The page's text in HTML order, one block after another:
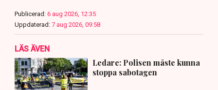
Publicerad: 6 aug 2026, 12:35
Uppdaterad: 7 aug 2026, 09:58
LÄS ÄVEN
Ledare: Polisen måste kunna
stoppa sabotagen